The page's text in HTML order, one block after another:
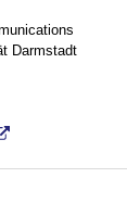
Darmstadt